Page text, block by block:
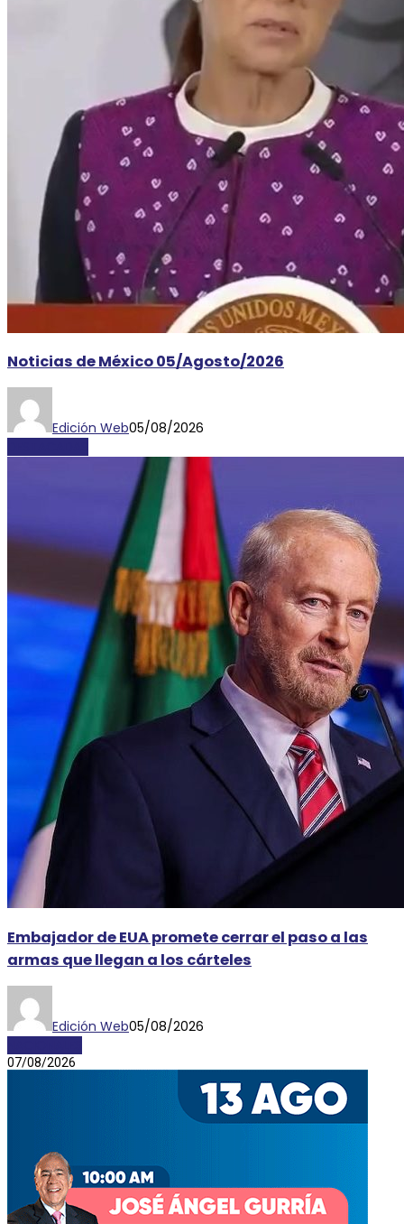
Noticias de México 05/Agosto/2026
Edición Web05/08/2026
Embajador de EUA promete cerrar el paso a las
armas que llegan a los cárteles
Edición Web05/08/2026
07/08/2026